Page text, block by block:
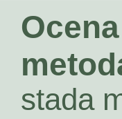
stada